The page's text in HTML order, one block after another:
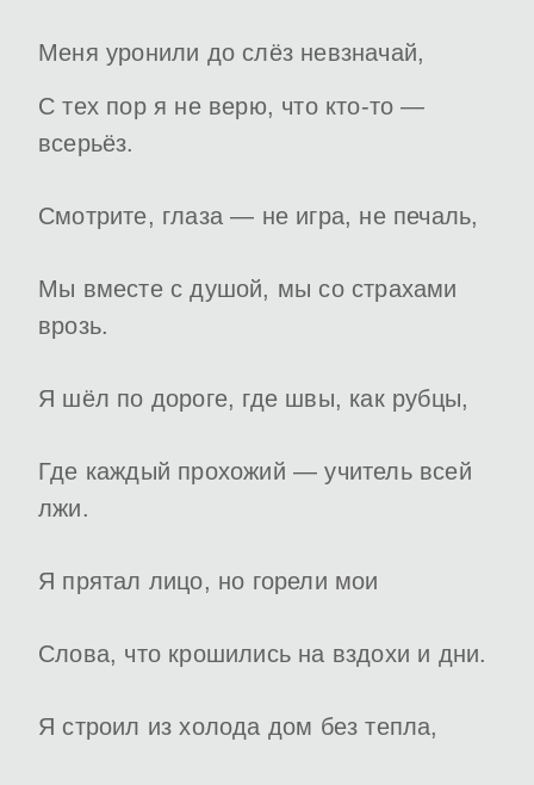
Меня уронили до слёз невзначай,
С тех пор я не верю, что кто-то —
всерьёз.
Смотрите, глаза — не игра, не печаль,
Мы вместе с душой, мы со страхами
врозь.
Я шёл по дороге, где швы, как рубцы,
Где каждый прохожий — учитель всей
лжи.
Я прятал лицо, но горели мои
Слова, что крошились на вздохи и дни.
Я строил из холода дом без тепла,